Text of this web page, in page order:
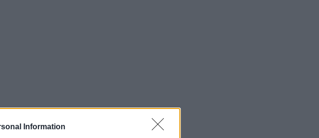
Information